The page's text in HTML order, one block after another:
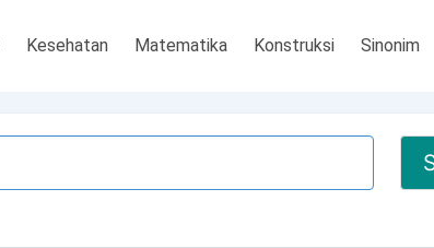
Kesehatan Matematika Konstruksi Sinonim